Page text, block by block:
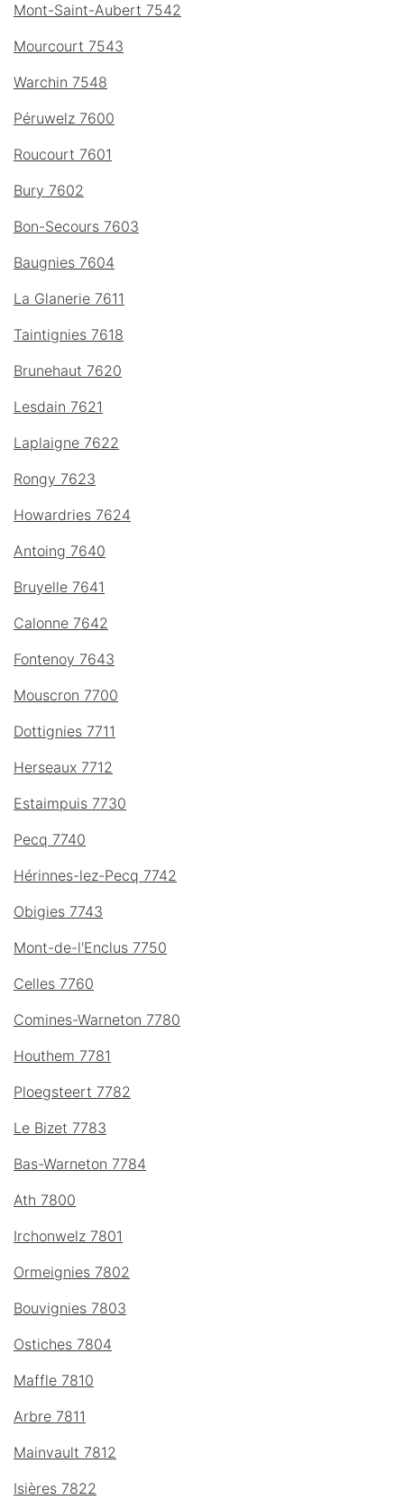
Mont-Saint-Aubert 7542
Mourcourt 7543
Warchin 7548
Péruwelz 7600
Roucourt 7601
Bury 7602
Bon-Secours 7603
Baugnies 7604
La Glanerie 7611
Taintignies 7618
Brunehaut 7620
Lesdain 7621
Laplaigne 7622
Rongy 7623
Howardries 7624
Antoing 7640
Bruyelle 7641
Calonne 7642
Fontenoy 7643
Mouscron 7700
Dottignies 7711
Herseaux 7712
Estaimpuis 7730
Pecq 7740
Hérinnes-lez-Pecq 7742
Obigies 7743
Mont-de-l'Enclus 7750
Celles 7760
Comines-Warneton 7780
Houthem 7781
Ploegsteert 7782
Le Bizet 7783
Bas-Warneton 7784
Ath 7800
Irchonwelz 7801
Ormeignies 7802
Bouvignies 7803
Ostiches 7804
Maffle 7810
Arbre 7811
Mainvault 7812
Isières 7822